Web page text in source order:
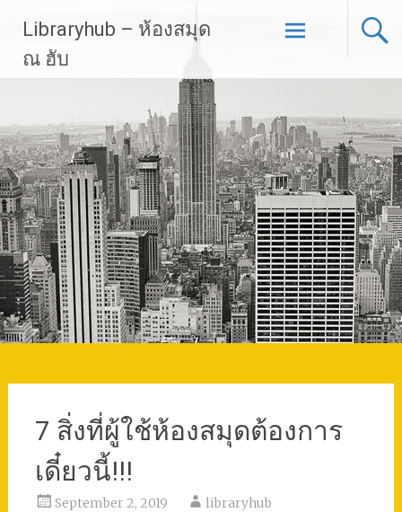
content
Libraryhub – ห้องสมุด
ณ ฮับ
7 สิ่งที่ผู้ใช้ห้องสมุดต้องการ
เดี๋ยวนี้!!!
September 2, 2019 libraryhub